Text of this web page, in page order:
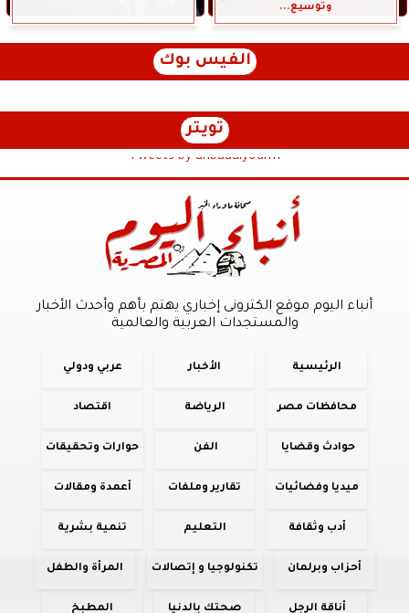
وتوسيع...
الفيس بوك
تويتر
Tweets by anbaaalyoum1
أنباء اليوم موقع الكترونى إخباري يهتم بأهم وأحدث الأخبار
والمستجدات العربية والعالمية
الرئيسية الأخبار عربي ودولي
محافظات مصر الرياضة اقتصاد
حوادث وقضايا الفن حوارات وتحقيقات
ميديا وفضائيات تقارير وملفات أعمدة ومقالات
أدب وثقافة التعليم تنمية بشرية
أحزاب وبرلمان تكنولوجيا و إتصالات المرأة والطفل
أناقة الرجل صحتك بالدنيا المطبخ